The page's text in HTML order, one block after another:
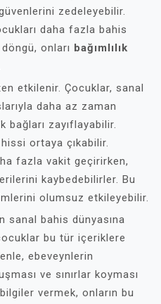
zedeleyebilir.
daha fazla bahis
onları bağımlılık
etkilenir. Çocuklar, sanal
daha az zaman
bağları zayıflayabilir.
ortaya çıkabilir.
fazla vakit geçirirken,
kaybedebilirler. Bu
olumsuz etkileyebilir.
sanal bahis dünyasına
bu tür içeriklere
ebeveynlerin
ve sınırlar koyması
vermek, onların bu